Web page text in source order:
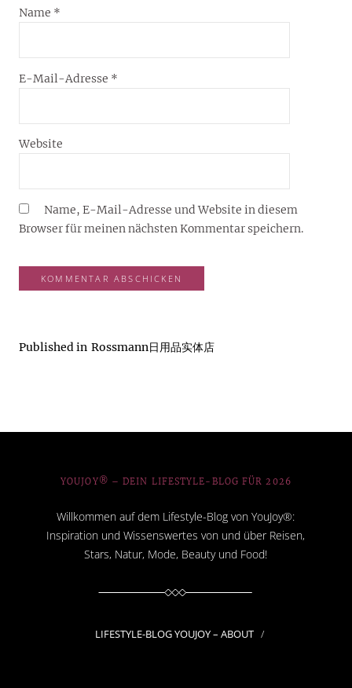
Name *
E-Mail-Adresse *
Website
Name, E-Mail-Adresse und Website in diesem
Browser für meinen nächsten Kommentar speichern.
Published in Rossmann日用品实体店
YOUJOY® – DEIN LIFESTYLE-BLOG FÜR 2026
Willkommen auf dem Lifestyle-Blog von YouJoy®:
Inspiration und Wissenswertes von und über Reisen,
Stars, Natur, Mode, Beauty und Food!
LIFESTYLE-BLOG YOUJOY – ABOUT